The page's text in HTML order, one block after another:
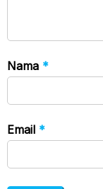
Nama *
Email *